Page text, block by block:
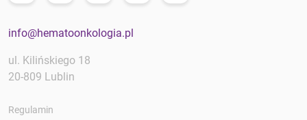
info@hematoonkologia.pl
ul. Kilińskiego 18
20-809 Lublin
Regulamin